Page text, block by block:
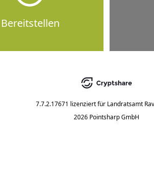
Bereitstellen
7.7.2.17671 lizenziert für Landratsamt
2026 Pointsharp GmbH